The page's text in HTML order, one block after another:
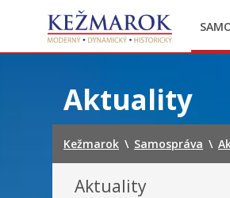
Aktuality
Kežmarok \ Samospráva \
Aktuality